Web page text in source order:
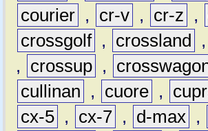
courier , cr-v , cr-z ,
crossgolf , crossland ,
,
crossup ,
cullinan
, cuore ,
cx-5 , cx-7 , d-max ,